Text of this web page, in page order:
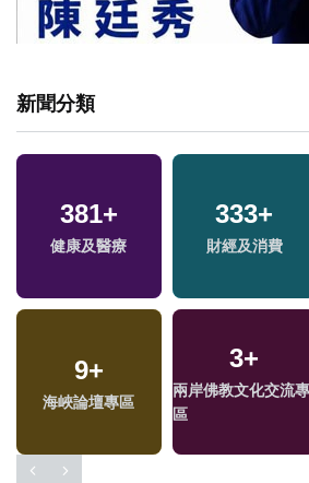
新聞分類
381+
健康及醫療
333+
財經及消費
9+
海峽論壇專區
3+
兩岸佛教文化交流專
區